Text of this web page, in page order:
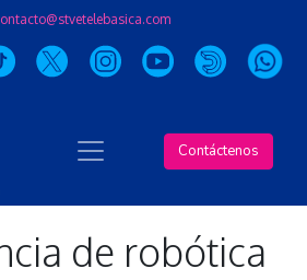
Contáctenos
de robótica